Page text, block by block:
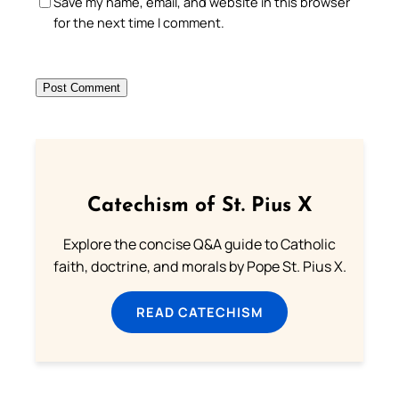
for the next time I comment.
Catechism of St. Pius X
Explore the concise Q&A guide to Catholic
faith, doctrine, and morals by Pope St. Pius X.
READ CATECHISM